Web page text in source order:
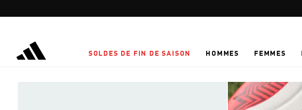
SOLDES DE FIN DE SAISON HOMMES FEMMES